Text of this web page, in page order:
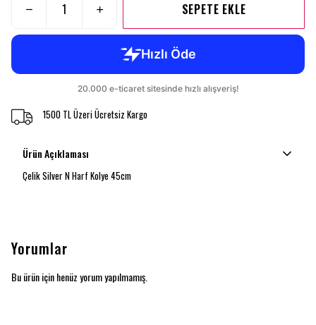
SEPETE EKLE
1500 TL Üzeri Ücretsiz Kargo
Ürün Açıklaması
Çelik Silver N Harf Kolye 45cm
Yorumlar
Bu ürün için henüz yorum yapılmamış.